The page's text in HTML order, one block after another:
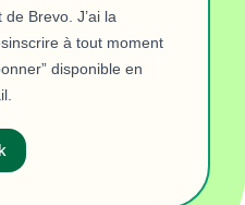
Brevo. J’ai la
à tout moment
disponible en